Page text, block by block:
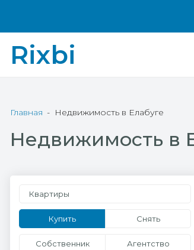
Rixbi
Главная Недвижимость в Елабуге
Недвижимость в
Квартиры
Купить Снять
Собственник Агентство